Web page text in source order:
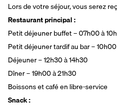
Lors de votre séjour, vous serez
Restaurant principal :
Petit déjeuner buffet – 07h00 à
Petit déjeuner tardif au bar – 10h00
Déjeuner – 12h30 à 14h30
Dîner – 19h00 à 21h30
Boissons et café en libre-service
Snack :